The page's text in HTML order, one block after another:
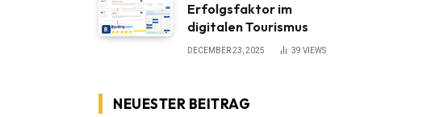
Erfolgsfaktor im
digitalen Tourismus
DECEMBER 23, 2025 39 VIEWS
NEUESTER BEITRAG